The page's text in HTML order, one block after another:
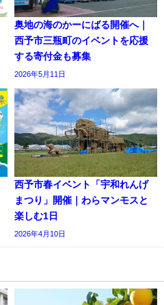
奥地の海のかーにばる開催へ｜
西予市三瓶町のイベントを応援
する寄付金も募集
2026年5月11日
西予市春イベント「宇和れんげ
まつり」開催｜わらマンモスと
楽しむ1日
2026年4月10日